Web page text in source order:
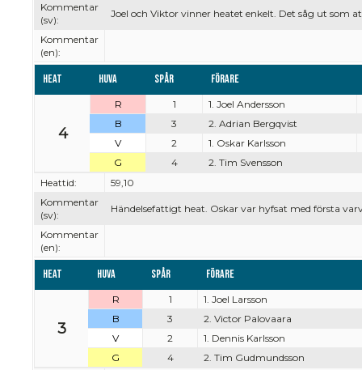
Kommentar
(sv):
Joel och Viktor vinner heatet enkelt. Det såg ut som
Kommentar
(en):
Heat Huva Spår Förare
4
R 1
1. Joel Andersson
B
3
2. Adrian Bergqvist
V
2
1. Oskar Karlsson
G
4
2. Tim Svensson
Heattid:
59,10
Kommentar
(sv):
Händelsefattigt heat. Oskar var hyfsat med första
Kommentar
(en):
Heat Huva Spår Förare
3
R 1
1. Joel Larsson
B
3
2. Victor Palovaara
V
2
1. Dennis Karlsson
G
4
2. Tim Gudmundsson